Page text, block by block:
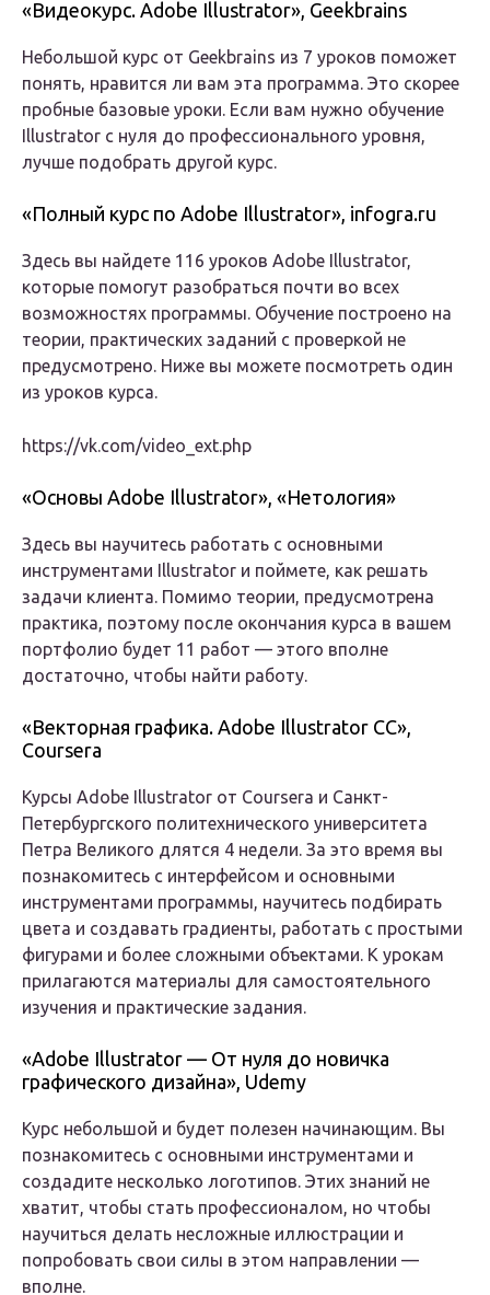
«Видеокурс. Adobe Illustrator», Geekbrains
Небольшой курс от Geekbrains из 7 уроков поможет
понять, нравится ли вам эта программа. Это скорее
пробные базовые уроки. Если вам нужно обучение
Illustrator с нуля до профессионального уровня,
лучше подобрать другой курс.
«Полный курс по Adobe Illustrator», infogra.ru
Здесь вы найдете 116 уроков Adobe Illustrator,
которые помогут разобраться почти во всех
возможностях программы. Обучение построено на
теории, практических заданий с проверкой не
предусмотрено. Ниже вы можете посмотреть один
из уроков курса.
https://vk.com/video_ext.php
«Основы Adobe Illustrator», «Нетология»
Здесь вы научитесь работать с основными
инструментами Illustrator и поймете, как решать
задачи клиента. Помимо теории, предусмотрена
практика, поэтому после окончания курса в вашем
портфолио будет 11 работ — этого вполне
достаточно, чтобы найти работу.
«Векторная графика. Adobe Illustrator CC»,
Coursera
Курсы Adobe Illustrator от Coursera и Санкт-
Петербургского политехнического университета
Петра Великого длятся 4 недели. За это время вы
познакомитесь с интерфейсом и основными
инструментами программы, научитесь подбирать
цвета и создавать градиенты, работать с простыми
фигурами и более сложными объектами. К урокам
прилагаются материалы для самостоятельного
изучения и практические задания.
«Adobe Illustrator — От нуля до новичка
графического дизайна», Udemy
Курс небольшой и будет полезен начинающим. Вы
познакомитесь с основными инструментами и
создадите несколько логотипов. Этих знаний не
хватит, чтобы стать профессионалом, но чтобы
научиться делать несложные иллюстрации и
попробовать свои силы в этом направлении —
вполне.